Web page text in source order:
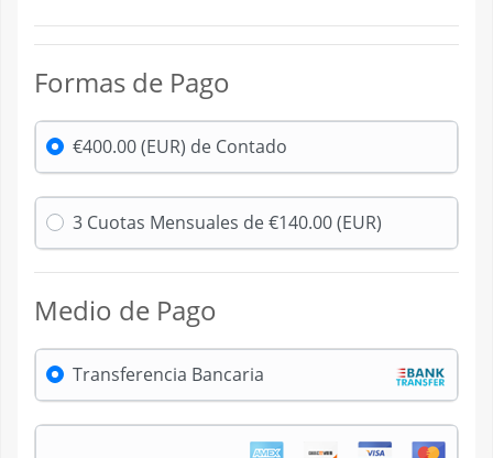
Formas de Pago
€400.00 (EUR) de Contado
3 Cuotas Mensuales de €140.00 (EUR)
Medio de Pago
Transferencia Bancaria